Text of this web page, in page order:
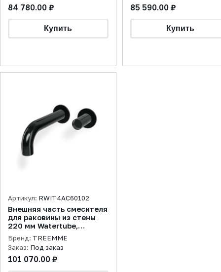
84 780.00 ₽ 85 590.00 ₽
Артикул: RWIT4AC60102
Внешняя часть смесителя
для раковины из стены
220 мм Watertube,
оружейный металл PVD
Бренд: TREEMME
Заказ: Под заказ
101 070.00 ₽